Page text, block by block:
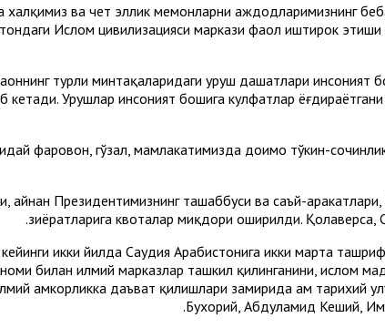
ва чет эллик меҳмонларни аждодларимизнинг
Ислом цивилизацияси маркази фаол иштирок
турли минтақаларидаги уруш даҳшатлари
кетади. Урушлар инсоният бошига кулфатлар
фаровон, гўзал, мамлакатимизда доимо тўкин-
айнан Президентимизнинг ташаббуси ва саъй-
зиёратларига квоталар миқдори оширилди.
кейинги икки йилда Саудия Арабистонига икки марта
билан илмий марказлар ташкил қилинганини, ислом
ҳамкорликка даъват қилишлари замирида ҳам тарихий
Бухорий, Абдулҳамид Кеший,